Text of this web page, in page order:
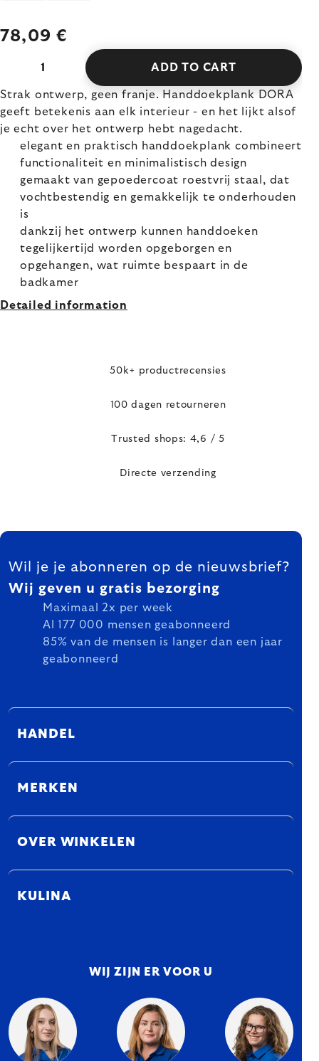
78,09 €
ADD TO CART
Strak ontwerp, geen franje. Handdoekplank DORA
geeft betekenis aan elk interieur - en het lijkt alsof
je echt over het ontwerp hebt nagedacht.
elegant en praktisch handdoekplank combineert
functionaliteit en minimalistisch design
gemaakt van gepoedercoat roestvrij staal, dat
vochtbestendig en gemakkelijk te onderhouden
is
dankzij het ontwerp kunnen handdoeken
tegelijkertijd worden opgeborgen en
opgehangen, wat ruimte bespaart in de
badkamer
Detailed information
50k+ productrecensies
100 dagen retourneren
Trusted shops: 4,6 / 5
Directe verzending
FOOTER
Wil je je abonneren op de nieuwsbrief?
Wij geven u gratis bezorging
Maximaal 2x per week
Al 177 000 mensen geabonneerd
85% van de mensen is langer dan een jaar
geabonneerd
HANDEL
MERKEN
OVER WINKELEN
KULINA
WIJ ZIJN ER VOOR U